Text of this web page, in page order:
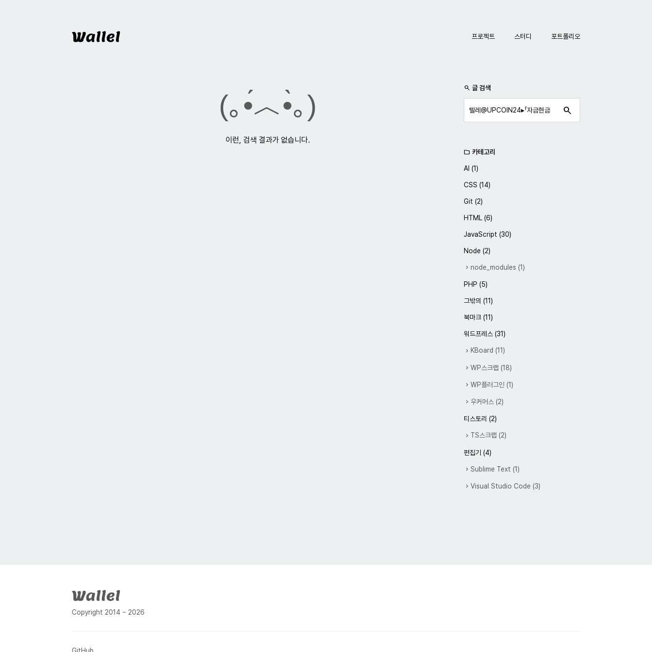
Wallel 네비게이션
프로젝트 스터디 포트폴리오
(｡•́︿•̀｡)
이런, 검색 결과가 없습니다.
사이드바
search 글 검색
search
folder 카테고리
AI (1)
CSS (14)
Git (2)
HTML (6)
JavaScript (30)
Node (2)
node_modules (1)
PHP (5)
그밖의 (11)
북마크 (11)
워드프레스 (31)
KBoard (11)
WP스크랩 (18)
WP플러그인 (1)
우커머스 (2)
티스토리 (2)
TS스크랩 (2)
편집기 (4)
Sublime Text (1)
Visual Studio Code (3)
Copyright 2014 ~ 2026